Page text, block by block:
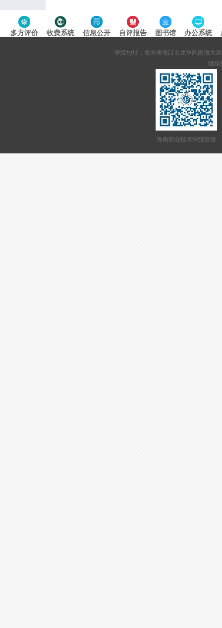
多方评价 收费系统 信息公开 自评报告 图书馆 办公系统
学院地址：海南省海口市龙华区南海大道
继续
海南职业技术学院官微